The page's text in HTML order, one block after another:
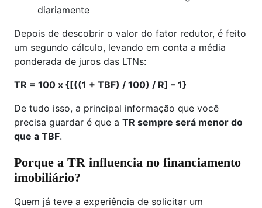
diariamente
Depois de descobrir o valor do fator redutor, é feito
um segundo cálculo, levando em conta a média
ponderada de juros das LTNs:
TR = 100 x {[((1 + TBF) / 100) / R] – 1}
De tudo isso, a principal informação que você
precisa guardar é que a TR sempre será menor do
que a TBF.
Porque a TR influencia no financiamento
imobiliário?
Quem já teve a experiência de solicitar um